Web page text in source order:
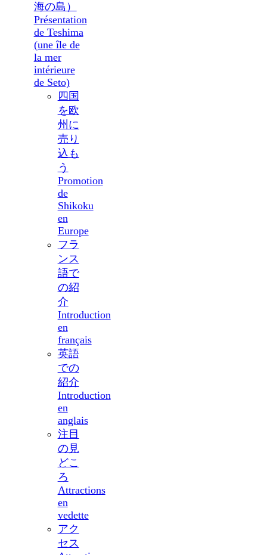
海の島）
Présentation
de Teshima
(une île de
la mer
intérieure
de Seto)
四国
を欧
州に
売り
込も
う
Promotion
de
Shikoku
en
Europe
フラ
ンス
語で
の紹
介
Introduction
en
français
英語
での
紹介
Introduction
en
anglais
注目
の見
どこ
ろ
Attractions
en
vedette
アク
セス